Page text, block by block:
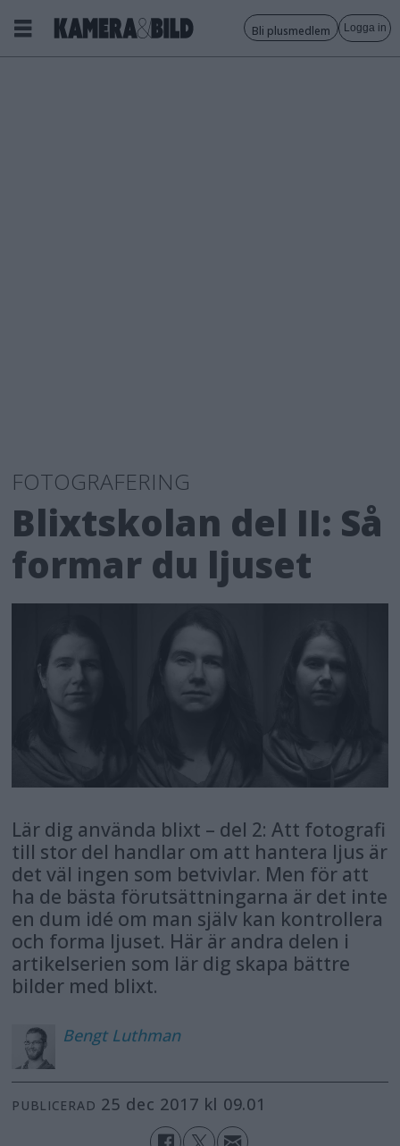
Bli plusmedlem Logga in
FOTOGRAFERING
Blixtskolan del II: Så
formar du ljuset
Lär dig använda blixt – del 2: Att fotografi
till stor del handlar om att hantera ljus är
det väl ingen som betvivlar. Men för att
ha de bästa förutsättningarna är det inte
en dum idé om man själv kan kontrollera
och forma ljuset. Här är andra delen i
artikelserien som lär dig skapa bättre
bilder med blixt.
Bengt Luthman
PUBLICERAD 25 dec 2017 kl 09.01